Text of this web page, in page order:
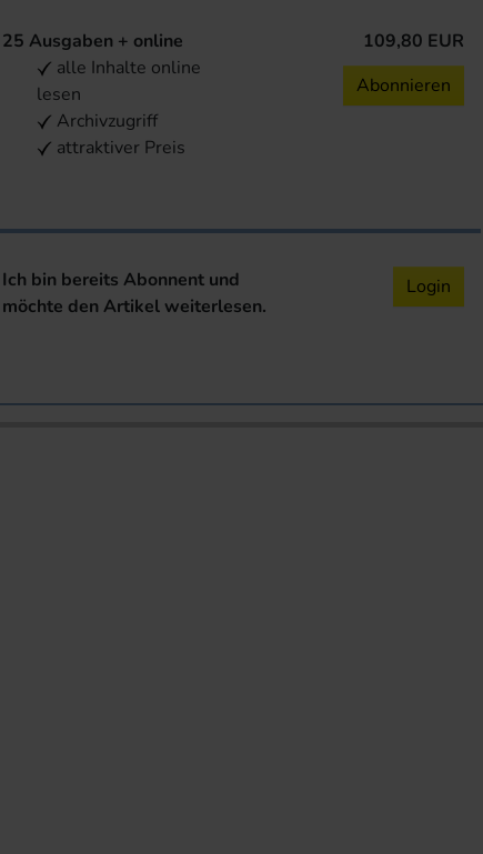
25 Ausgaben + online
alle Inhalte online
lesen
Archivzugriff
attraktiver Preis
109,80 EUR
Abonnieren
Ich bin bereits Abonnent und
möchte den Artikel weiterlesen.
Login